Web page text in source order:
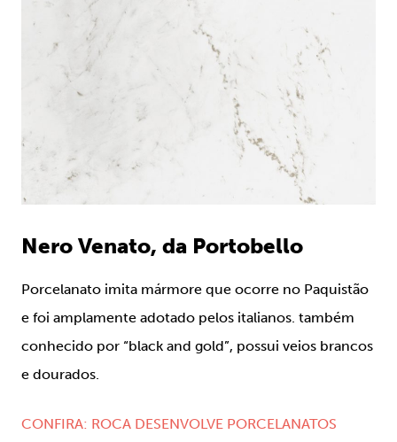
Nero Venato, da Portobello
Porcelanato imita mármore que ocorre no Paquistão
e foi amplamente adotado pelos italianos. também
conhecido por “black and gold”, possui veios brancos
e dourados.
CONFIRA: ROCA DESENVOLVE PORCELANATOS